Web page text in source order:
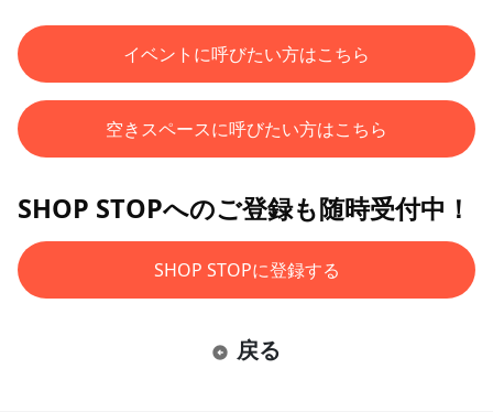
イベントに呼びたい方はこちら
空きスペースに呼びたい方はこちら
SHOP STOPへのご登録も随時受付中！
SHOP STOPに登録する
戻る